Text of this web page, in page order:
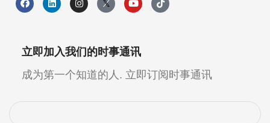
立即加入我们的时事通讯
成为第一个知道的人. 立即订阅时事通讯